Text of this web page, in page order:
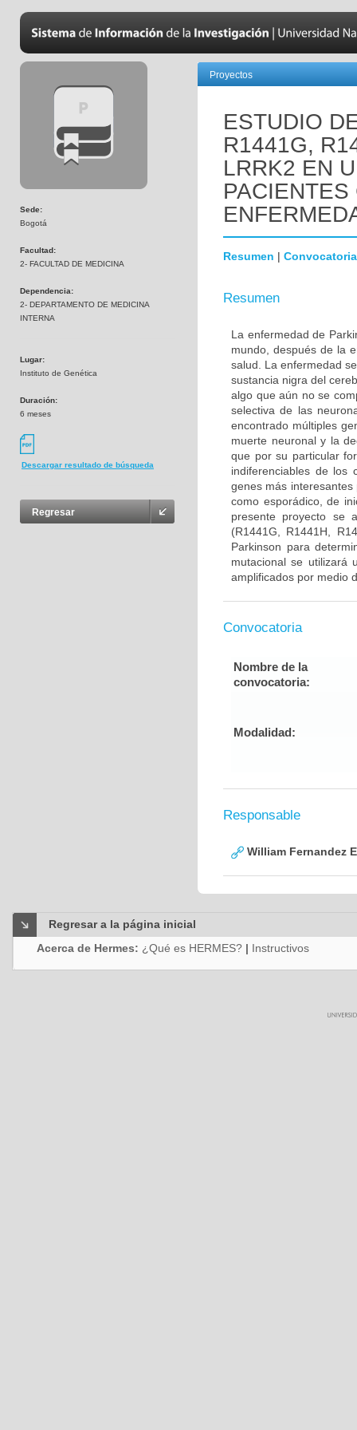
Sede:
Bogotá
Facultad:
2- FACULTAD DE MEDICINA
Dependencia:
2- DEPARTAMENTO DE MEDICINA
INTERNA
Lugar:
Instituto de Genética
Duración:
6 meses
Descargar resultado de búsqueda
Regresar
Proyectos
ESTUDIO
R1441G,
LRRK2 EN
Resumen | Convocatoria
Resumen
La enfermedad de
mundo, después de la
salud. La enfermedad
sustancia nigra del
algo que aún no se
selectiva de las
encontrado múltiples
muerte neuronal y la
que por su particular
indiferenciables de los
genes más
como esporádico, de
presente proyecto se
(R1441G, R1441H,
Parkinson para
mutacional se utilizará
amplificados por medio
Convocatoria
Nombre de la
convocatoria:
Modalidad:
Responsable
William Fernandez
Regresar a la página inicial
Acerca de Hermes: ¿Qué es HERMES? | Instructivos